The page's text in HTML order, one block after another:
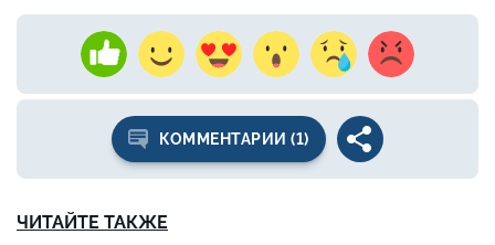
КОММЕНТАРИИ (1)
ЧИТАЙТЕ ТАКЖЕ